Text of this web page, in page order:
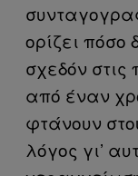
ορίζει πόσο
σχεδόν
από έναν
φτάνουν
λόγος γι’